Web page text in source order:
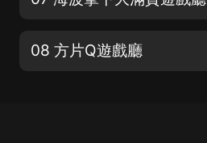
08 方片Q遊戲廳